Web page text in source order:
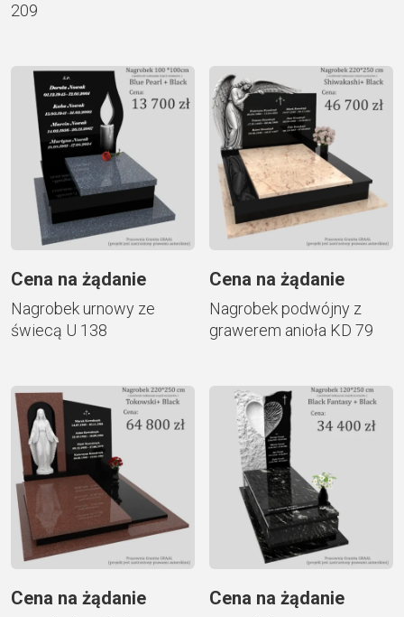
209
Cena na żądanie
Nagrobek urnowy ze
świecą U 138
Cena na żądanie
Nagrobek podwójny z
grawerem anioła KD 79
Cena na żądanie Cena na żądanie